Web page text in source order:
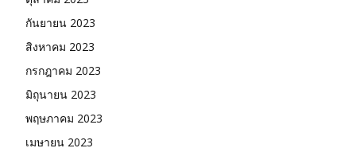
กันยายน 2023
สิงหาคม 2023
กรกฎาคม 2023
มิถุนายน 2023
พฤษภาคม 2023
เมษายน 2023